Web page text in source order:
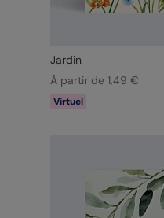
Jardin
À partir de 1,49 €
Virtuel